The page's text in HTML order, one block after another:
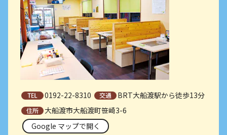
0192-22-8310
BRT大船渡駅から徒歩13分
大船渡市大船渡町笹崎3-6
Google マップで開く